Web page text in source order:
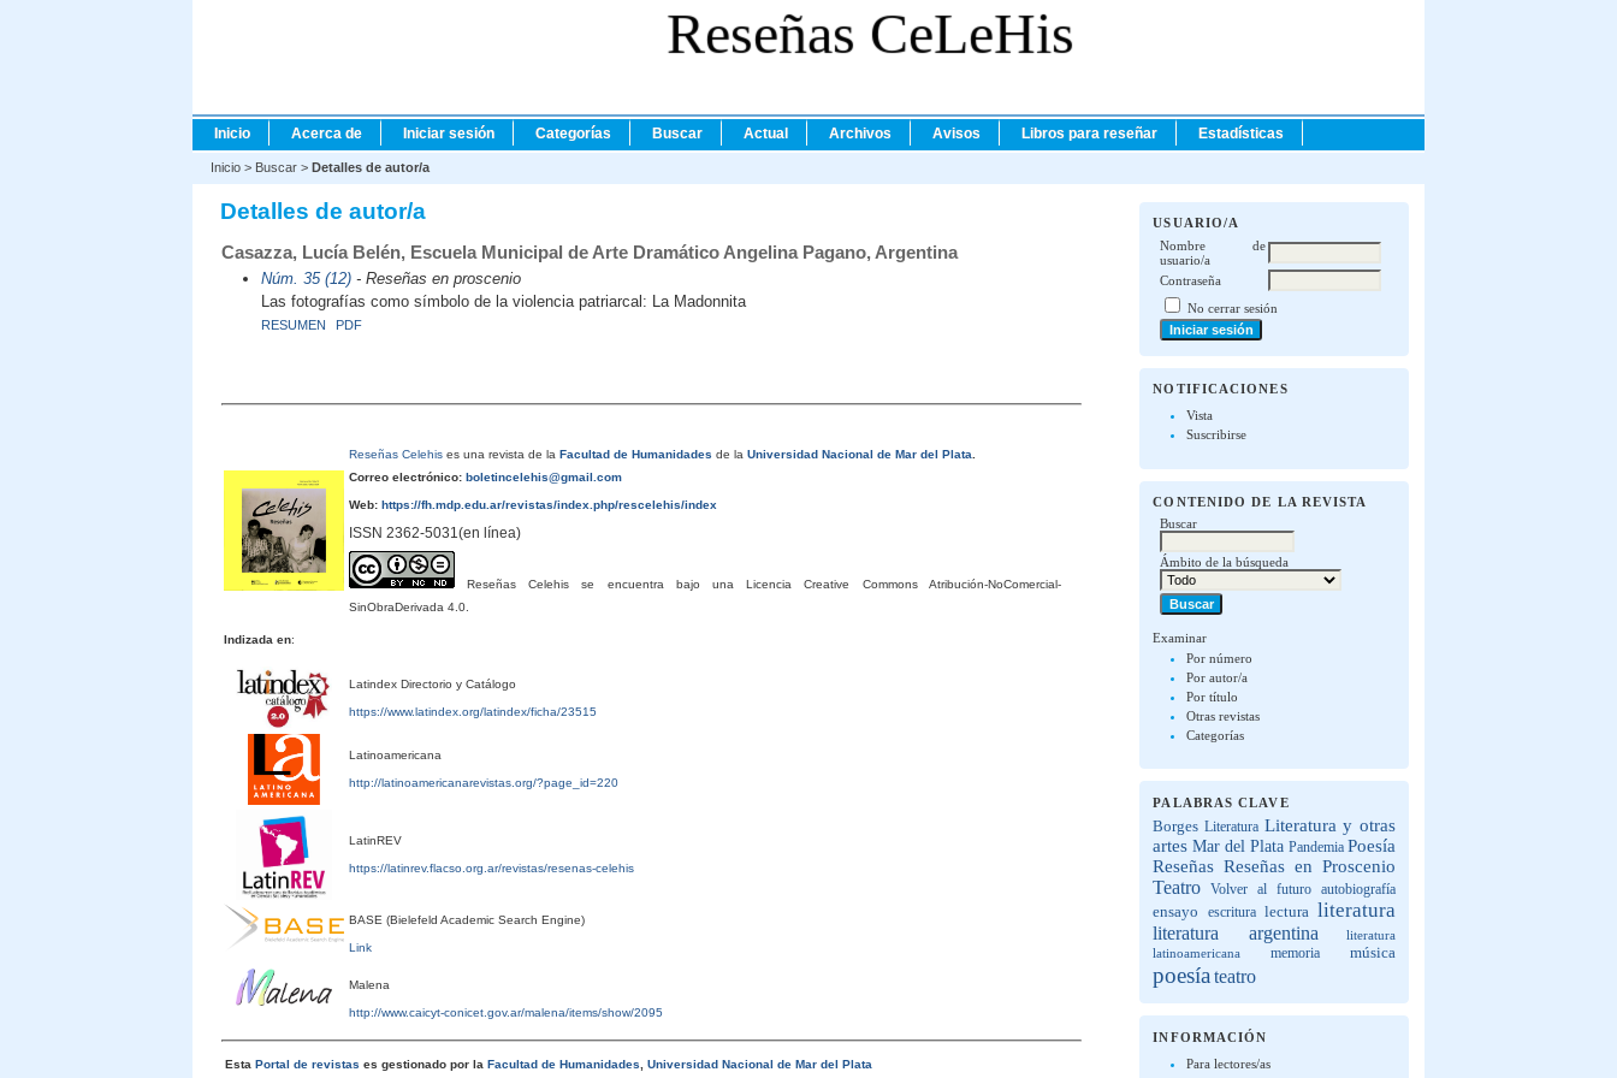
Reseñas CeLeHis
USUARIO/A
Nombre de
usuario/a
Contraseña
No cerrar sesión
NOTIFICACIONES
Vista
Suscribirse
CONTENIDO DE LA REVISTA
Buscar
Ámbito de la búsqueda
Examinar
Por número
Por autor/a
Por título
Otras revistas
Categorías
PALABRAS CLAVE
Borges Literatura Literatura y otras
artes Mar del Plata Pandemia Poesía
Reseñas Reseñas en Proscenio
Teatro Volver al futuro autobiografía
ensayo escritura lectura literatura
literatura argentina
literatura
latinoamericana
memoria música
poesía teatro
INFORMACIÓN
Para lectores/as
Inicio Acerca de Iniciar sesión Categorías Buscar Actual Archivos Avisos Libros para reseñar Estadísticas
Inicio > Buscar > Detalles de autor/a
Detalles de autor/a
Casazza, Lucía Belén, Escuela Municipal de Arte Dramático Angelina Pagano, Argentina
Núm. 35 (12)- Reseñas en proscenio
Las fotografías como símbolo de la violencia patriarcal: La Madonnita
RESUMEN PDF
Reseñas Celehises una revista de la Facultad de Humanidades de la Universidad Nacional de Mar del Plata
Correo electrónico:boletincelehis@gmail.com
Web:https://fh.mdp.edu.ar/revistas/index.php/rescelehis/index
ISSN 2362-5031(en línea)
Reseñas Celehis se encuentra bajo una Licencia Creative Commons Atribución-NoComercial-
SinObraDerivada 4.0.
Indizada en:
Latindex Directorio y Catálogo
https://www.latindex.org/latindex/ficha/23515
Latinoamericana
http://latinoamericanarevistas.org/?page_id=220
LatinREV
https://latinrev.flacso.org.ar/revistas/resenas-celehis
BASE (Bielefeld Academic Search Engine)
Link
Malena
http://www.caicyt-conicet.gov.ar/malena/items/show/2095
Esta Portal de revistas es gestionado por la Facultad de Humanidades, Universidad Nacional de Mar del Plata